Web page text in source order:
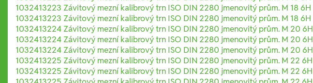
1032413223 Závitový mezní kalibrový trn ISO DIN 2280 jmenovitý prům. M 18 6H
1032413223 Závitový mezní kalibrový trn ISO DIN 2280 jmenovitý prům. M 18 6H
1032413224 Závitový mezní kalibrový trn ISO DIN 2280 jmenovitý prům. M 20 6H
1032413224 Závitový mezní kalibrový trn ISO DIN 2280 jmenovitý prům. M 20 6H
1032413224 Závitový mezní kalibrový trn ISO DIN 2280 jmenovitý prům. M 20 6H
1032413225 Závitový mezní kalibrový trn ISO DIN 2280 jmenovitý prům. M 22 6H
1032413225 Závitový mezní kalibrový trn ISO DIN 2280 jmenovitý prům. M 22 6H